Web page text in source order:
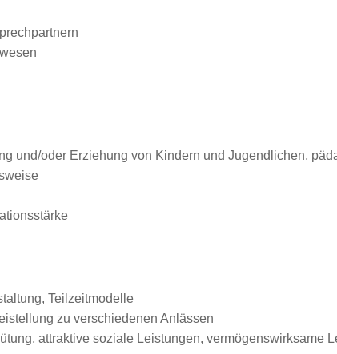
und/oder Erziehung von Kindern und Jugendlichen,
Teilzeitmodelle
zu verschiedenen Anlässen
attraktive soziale Leistungen, vermögenswirksame